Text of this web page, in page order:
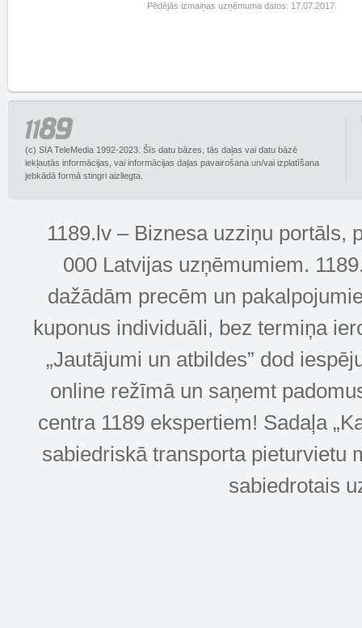
Pēdējās izmaiņas uzņēmuma datos: 17.07.2017.
(c) SIA TeleMedia 1992-2023. Šīs datu bāzes, tās daļas vai datu bāzē
iekļautās informācijas, vai informācijas daļas pavairošana un/vai izplatīšana
jebkādā formā stingri aizliegta.
1189.lv – Biznesa uzziņu portāls,
000 Latvijas uzņēmumiem.
dažādām precēm un
kuponus individuāli, bez termiņa
„Jautājumi un atbildes” dod
online režīmā un saņemt
centra 1189 ekspertiem! Sadaļa
sabiedriskā transporta pieturvietu
sabiedrotais